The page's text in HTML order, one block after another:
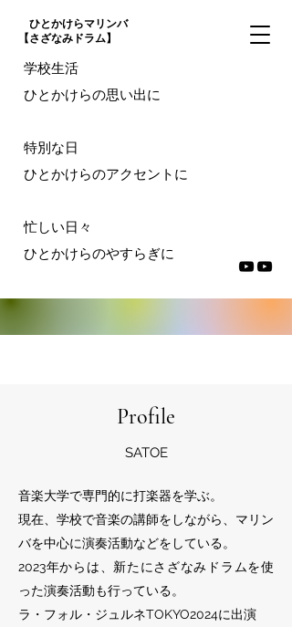
ひとかけらマリンバ
【さざなみドラム】
学校生活
ひとかけらの思い出に
特別な日
ひとかけらのアクセントに
忙しい日々
ひとかけらのやすらぎに
Profile
SATOE
音楽大学で専門的に打楽器を学ぶ。
現在、 学校で音楽の講師をしながら、マリン
バを中心に演奏活動などをしている。
2023年からは、新たにさざなみドラムを使
った演奏活動も行っている。
ラ・フォル・ジュルネTOKYO2024に出演